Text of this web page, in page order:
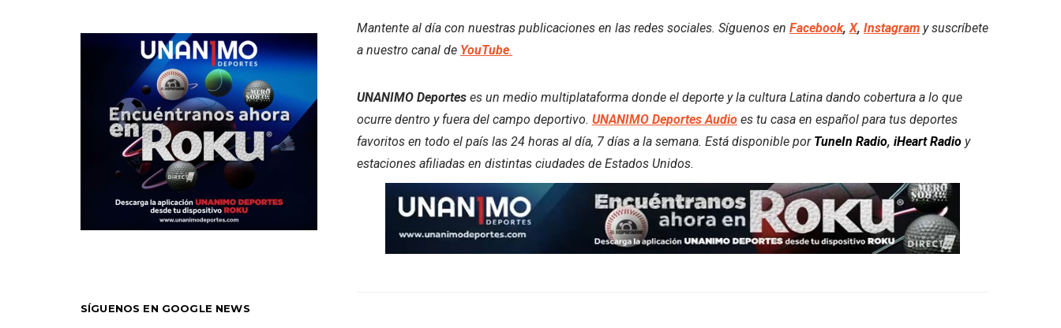
Mantente al día con nuestras publicaciones en las redes sociales. Síguenos en Facebook,X, Instagram y suscríbete
a nuestro canal de YouTube.
UNANIMO Deportes es un medio multiplataforma donde el deporte y la cultura Latina dando cobertura a lo que
ocurre dentro y fuera del campo deportivo. UNANIMO Deportes Audio es tu casa en español para tus deportes
favoritos en todo el país las 24 horas al día, 7 días a la semana. Está disponible por TuneIn Radio, iHeart Radio y
estaciones afiliadas en distintas ciudades de Estados Unidos.
SÍGUENOS EN GOOGLE NEWS